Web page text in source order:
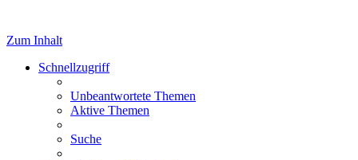
Zum Inhalt
Schnellzugriff
Unbeantwortete Themen
Aktive Themen
Suche